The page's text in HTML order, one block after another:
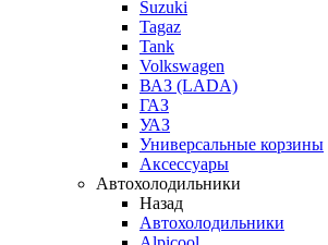
Suzuki
Tagaz
Tank
Volkswagen
ВАЗ (LADA)
ГАЗ
УАЗ
Универсальные корзины
Аксессуары
Автохолодильники
Назад
Автохолодильники